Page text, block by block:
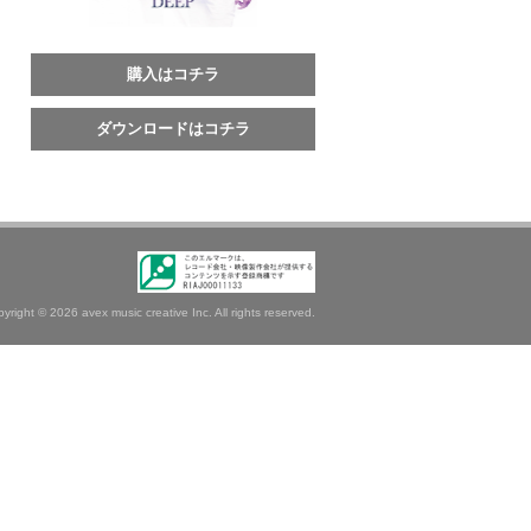
購入はコチラ
ダウンロードはコチラ
© 2026 avex music creative Inc. All rights reserved.